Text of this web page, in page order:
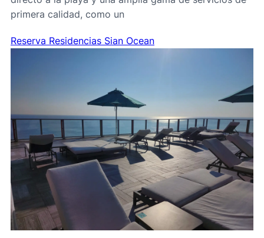
primera calidad, como un
Reserva Residencias Sian Ocean